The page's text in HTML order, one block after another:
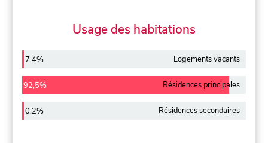
Usage des habitations
7,4% Logements vacants
92,5% Résidences principales
0,2% Résidences secondaires